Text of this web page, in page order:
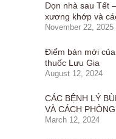
Dọn nhà sau Tết
xương khớp và
November 22, 2025
Điểm bán mới
thuốc Lưu Gia
August 12, 2024
CÁC BỆNH LÝ
VÀ CÁCH
March 12, 2024